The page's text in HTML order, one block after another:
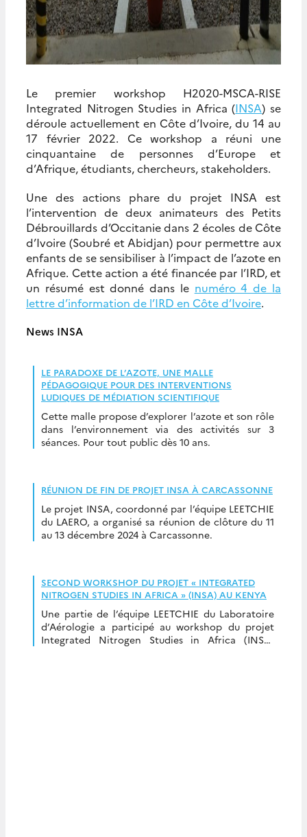
Le premier workshop H2020-MSCA-RISE
Integrated Nitrogen Studies in Africa (INSA) se
déroule actuellement en Côte d’Ivoire, du 14 au
17 février 2022. Ce workshop a réuni une
cinquantaine de personnes d’Europe et
d’Afrique, étudiants, chercheurs, stakeholders.
Une des actions phare du projet INSA est
l’intervention de deux animateurs des Petits
Débrouillards d’Occitanie dans 2 écoles de Côte
d’Ivoire (Soubré et Abidjan) pour permettre aux
enfants de se sensibiliser à l’impact de l’azote en
Afrique. Cette action a été financée par l’IRD, et
un résumé est donné dans le numéro 4 de la
lettre d’information de l’IRD en Côte d’Ivoire.
News INSA
LE PARADOXE DE L’AZOTE, UNE MALLE
PÉDAGOGIQUE POUR DES INTERVENTIONS
LUDIQUES DE MÉDIATION SCIENTIFIQUE
Cette malle propose d’explorer l’azote et son rôle
dans l’environnement via des activités sur 3
séances. Pour tout public dès 10 ans.
RÉUNION DE FIN DE PROJET INSA À CARCASSONNE
Le projet INSA, coordonné par l’équipe LEETCHIE
du LAERO, a organisé sa réunion de clôture du 11
au 13 décembre 2024 à Carcassonne.
SECOND WORKSHOP DU PROJET « INTEGRATED
NITROGEN STUDIES IN AFRICA » (INSA) AU KENYA
Une partie de l’équipe LEETCHIE du Laboratoire
d’Aérologie a participé au workshop du projet
Integrated Nitrogen Studies in Africa (INSA,